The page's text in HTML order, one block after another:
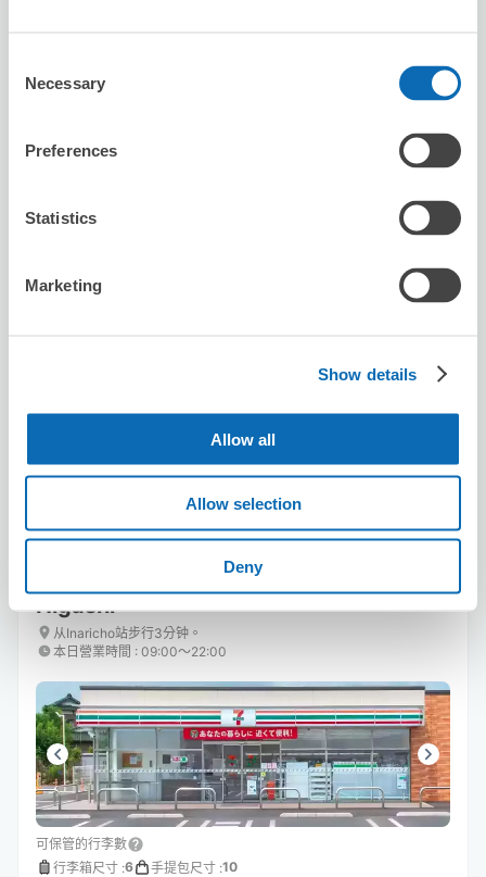
Selection
Necessary
Preferences
Statistics
Marketing
Show details
Allow all
Allow selection
Deny
Seven-Eleven Hiroshima Kenchou-mae
預約此店舖
Seven-Eleven Hiroshima Kyobashi
Higashi
从Inaricho站步行3分钟。
本日營業時間 : 09:00〜22:00
可保管的行李數
行李箱尺寸 :6 手提包尺寸 :10